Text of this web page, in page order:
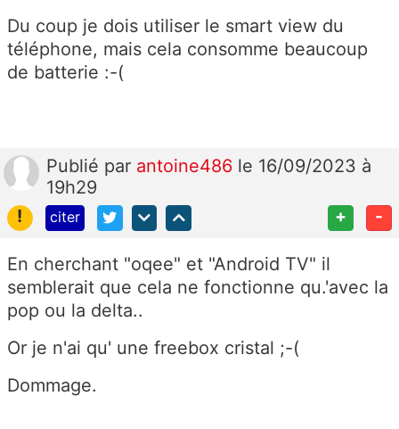
Du coup je dois utiliser le smart view du
téléphone, mais cela consomme beaucoup
de batterie :-(
Publié par antoine486 le 16/09/2023 à
19h29
!
citer + -
En cherchant "oqee" et "Android TV" il
semblerait que cela ne fonctionne qu.'avec la
pop ou la delta..
Or je n'ai qu' une freebox cristal ;-(
Dommage.